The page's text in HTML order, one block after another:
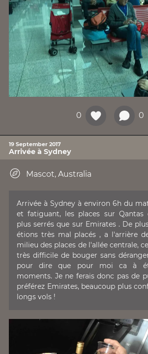
0 0
19 September 2017
Arrivée à Sydney
Mascot, Australia
Arrivée à Sydney à environ 6h du
et fatiguant, les places sur Qantas
plus serrés que sur Emirates . De
étions très mal placés , a l'arrière
milieu des places de l'allée centrale,
très difficile de bouger sans
pour dire que pour moi ca à
moments. Je ne ferais donc pas de
préférez Emirates, beaucoup plus
longs vols !